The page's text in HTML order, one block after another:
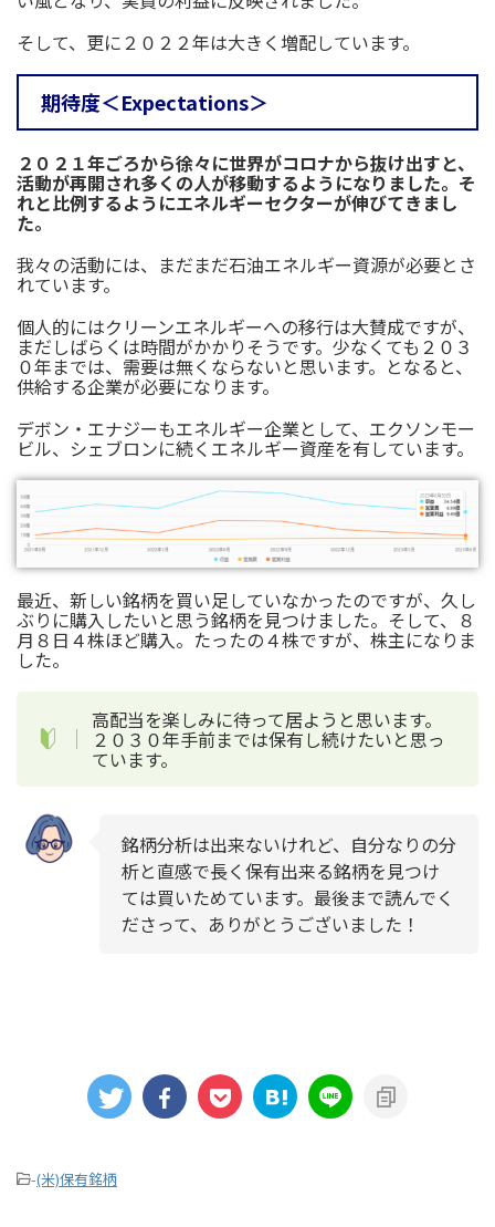
そして、更に２０２２年は大きく増配しています。
期待度＜Expectations＞
２０２１年ごろから徐々に世界がコロナから抜け出すと、
活動が再開され多くの人が移動するようになりました。そ
れと比例するようにエネルギーセクターが伸びてきまし
た。
我々の活動には、まだまだ石油エネルギー資源が必要とさ
れています。
個人的にはクリーンエネルギーへの移行は大賛成ですが、
まだしばらくは時間がかかりそうです。少なくても２０３
０年までは、需要は無くならないと思います。となると、
供給する企業が必要になります。
デボン・エナジーもエネルギー企業として、エクソンモー
ビル、シェブロンに続くエネルギー資産を有しています。
最近、新しい銘柄を買い足していなかったのですが、久し
ぶりに購入したいと思う銘柄を見つけました。そして、８
月８日４株ほど購入。たったの４株ですが、株主になりま
した。
高配当を楽しみに待って居ようと思います。
２０３０年手前までは保有し続けたいと思っ
ています。
銘柄分析は出来ないけれど、自分なりの分
析と直感で長く保有出来る銘柄を見つけ
ては買いためています。最後まで読んでく
ださって、ありがとうございました！
-(米)保有銘柄